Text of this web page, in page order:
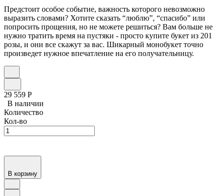
Предстоит особое событие, важность которого невозможно
выразить словами? Хотите сказать “люблю”, “спасибо” или
попросить прощения, но не можете решиться? Вам больше не
нужно тратить время на пустяки - просто купите букет из 201
розы, и они все скажут за вас. Шикарный монобукет точно
произведет нужное впечатление на его получательницу.
29 559 Р
В наличии
Количество
Кол-во
В корзину